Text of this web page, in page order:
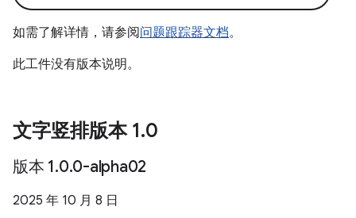
如需了解详情，请参阅问题跟踪器文档。
此工件没有版本说明。
文字竖排版本 1.0
版本 1.0.0-alpha02
2025 年 10 月 8 日